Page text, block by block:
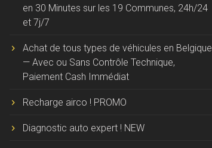
en 30 Minutes sur les 19 Communes, 24h/24
et 7j/7
Achat de tous types de véhicules en Belgique
— Avec ou Sans Contrôle Technique,
Paiement Cash Immédiat
Recharge airco ! PROMO
Diagnostic auto expert ! NEW